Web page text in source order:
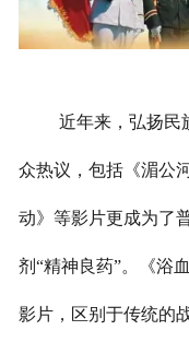
近年来，弘扬民
众热议，包括《湄公
动》等影片更成为了
剂 “精神良药”。《浴
影片，区别于传统的